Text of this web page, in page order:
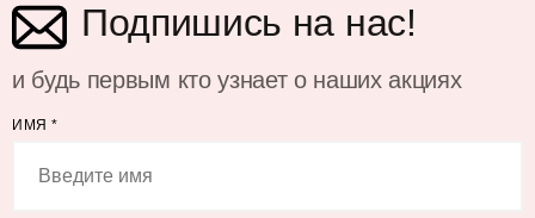
Подпишись на нас!
и будь первым кто узнает о наших акциях
ИМЯ *